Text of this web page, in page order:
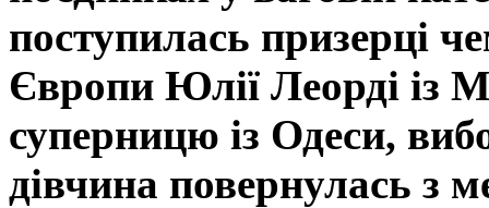
поступилась призерці
Європи Юлії Леорді із
суперницю із Одеси,
дівчина повернулась з